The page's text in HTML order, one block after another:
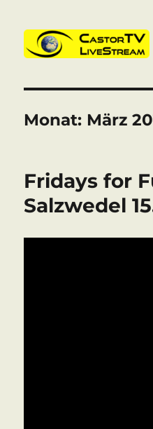
Monat: März
Fridays for
Salzwedel